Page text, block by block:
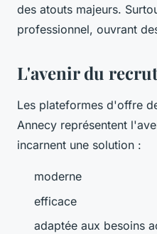
des atouts majeurs.
professionnel, ouvrant
L'avenir du
Les plateformes d'offre
Annecy représentent
incarnent une solution :
moderne
efficace
adaptée aux besoins